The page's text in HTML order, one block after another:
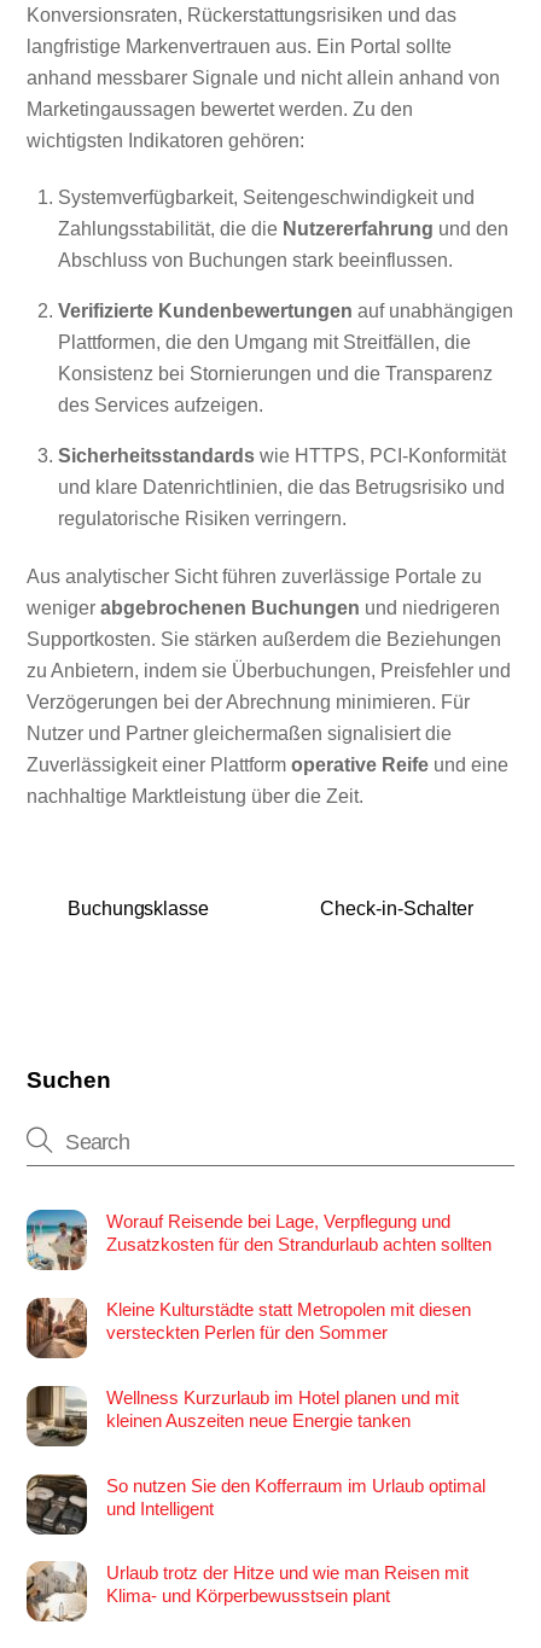
Konversionsraten, Rückerstattungsrisiken und das
langfristige Markenvertrauen aus. Ein Portal sollte
anhand messbarer Signale und nicht allein anhand von
Marketingaussagen bewertet werden. Zu den
wichtigsten Indikatoren gehören:
Systemverfügbarkeit, Seitengeschwindigkeit und
Zahlungsstabilität, die die Nutzererfahrung und den
Abschluss von Buchungen stark beeinflussen.
Verifizierte Kundenbewertungen auf unabhängigen
Plattformen, die den Umgang mit Streitfällen, die
Konsistenz bei Stornierungen und die Transparenz
des Services aufzeigen.
Sicherheitsstandards wie HTTPS, PCI-Konformität
und klare Datenrichtlinien, die das Betrugsrisiko und
regulatorische Risiken verringern.
Aus analytischer Sicht führen zuverlässige Portale zu
wenigerabgebrochenen Buchungen und niedrigeren
Supportkosten. Sie stärken außerdem die Beziehungen
zu Anbietern, indem sie Überbuchungen, Preisfehler und
Verzögerungen bei der Abrechnung minimieren. Für
Nutzer und Partner gleichermaßen signalisiert die
Zuverlässigkeit einer Plattformoperative Reife und eine
nachhaltige Marktleistung über die Zeit.
Buchungsklasse Check-in-Schalter
Suchen
Worauf Reisende bei Lage, Verpflegung und
Zusatzkosten für den Strandurlaub achten sollten
Kleine Kulturstädte statt Metropolen mit diesen
versteckten Perlen für den Sommer
Wellness Kurzurlaub im Hotel planen und mit
kleinen Auszeiten neue Energie tanken
So nutzen Sie den Kofferraum im Urlaub optimal
und Intelligent
Urlaub trotz der Hitze und wie man Reisen mit
Klima- und Körperbewusstsein plant